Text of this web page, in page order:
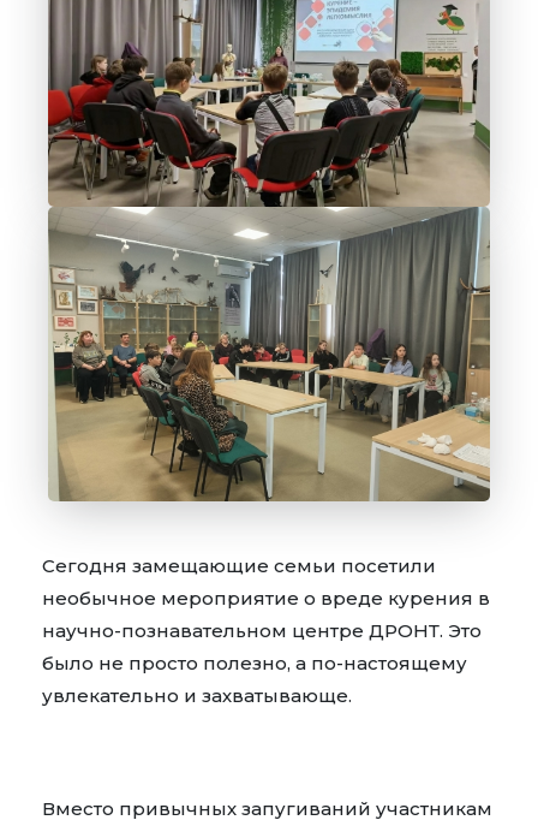
Сегодня замещающие семьи посетили
необычное мероприятие о вреде курения в
научно-познавательном центре ДРОНТ. Это
было не просто полезно, а по-настоящему
увлекательно и захватывающе.
Вместо привычных запугиваний участникам